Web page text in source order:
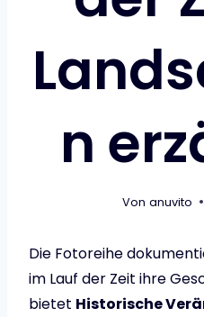
n
Von anuvito
Die Fotoreihe
im Lauf der Zeit ihre
bietet Historische